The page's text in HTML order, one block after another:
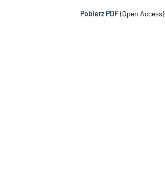
Pobierz PDF(Open Access)